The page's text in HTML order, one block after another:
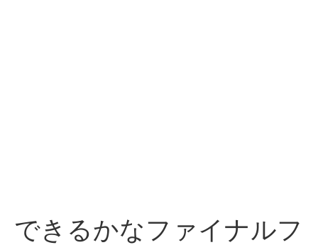
できるかなファイナルフ